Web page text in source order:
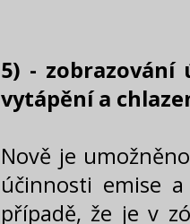
5) -
vytápění a
Nově je
účinnosti emise
případě, že je v